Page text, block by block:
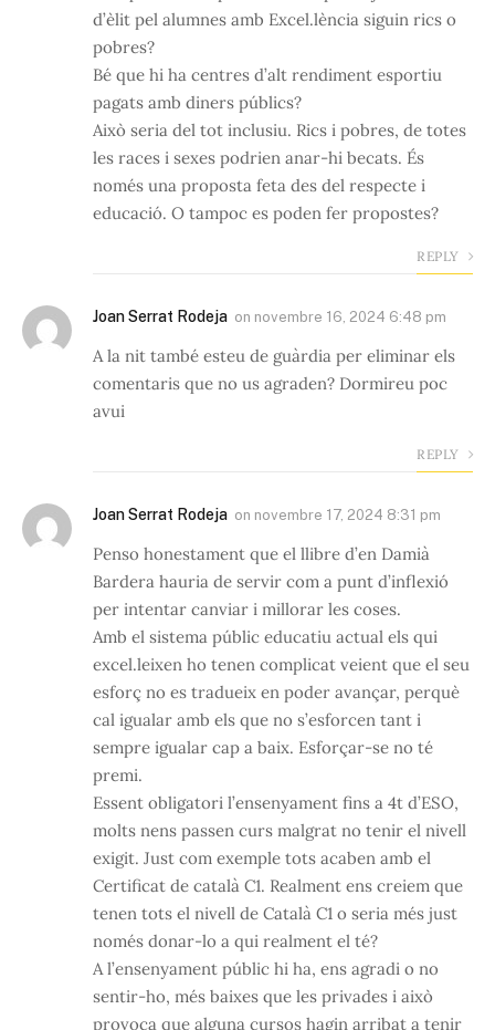
d’èlit pel alumnes amb Excel.lència siguin rics o
pobres?
Bé que hi ha centres d’alt rendiment esportiu
pagats amb diners públics?
Això seria del tot inclusiu. Rics i pobres, de totes
les races i sexes podrien anar-hi becats. És
només una proposta feta des del respecte i
educació. O tampoc es poden fer propostes?
REPLY
Joan Serrat Rodeja on novembre 16, 2024 6:48 pm
A la nit també esteu de guàrdia per eliminar els
comentaris que no us agraden? Dormireu poc
avui
REPLY
Joan Serrat Rodeja on novembre 17, 2024 8:31 pm
Penso honestament que el llibre d’en Damià
Bardera hauria de servir com a punt d’inflexió
per intentar canviar i millorar les coses.
Amb el sistema públic educatiu actual els qui
excel.leixen ho tenen complicat veient que el seu
esforç no es tradueix en poder avançar, perquè
cal igualar amb els que no s’esforcen tant i
sempre igualar cap a baix. Esforçar-se no té
premi.
Essent obligatori l’ensenyament fins a 4t d’ESO,
molts nens passen curs malgrat no tenir el nivell
exigit. Just com exemple tots acaben amb el
Certificat de català C1. Realment ens creiem que
tenen tots el nivell de Català C1 o seria més just
només donar-lo a qui realment el té?
A l’ensenyament públic hi ha, ens agradi o no
sentir-ho, més baixes que les privades i això
provoca que alguna cursos hagin arribat a tenir